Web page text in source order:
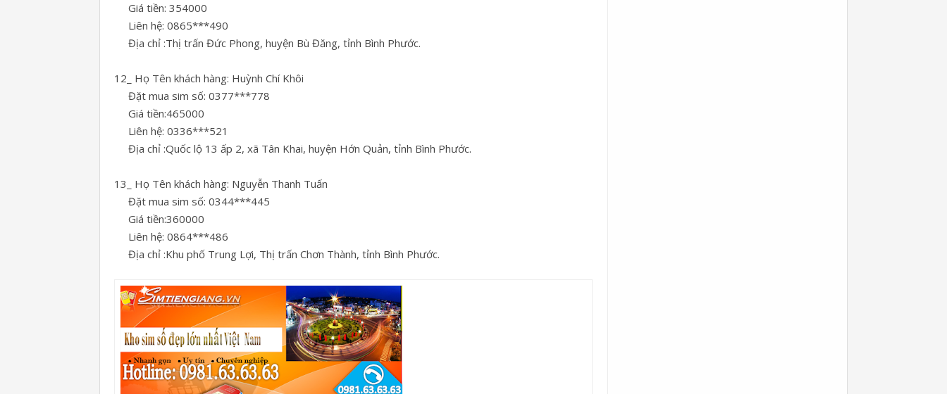
Giá tiền: 354000
Liên hệ: 0865***490
Địa chỉ :Thị trấn Đức Phong, huyện Bù Đăng, tỉnh Bình Phước.
12_ Họ Tên khách hàng: Huỳnh Chí Khôi
Đặt mua sim số: 0377***778
Giá tiền:465000
Liên hệ: 0336***521
Địa chỉ :Quốc lộ 13 ấp 2, xã Tân Khai, huyện Hớn Quản, tỉnh Bình Phước.
13_ Họ Tên khách hàng: Nguyễn Thanh Tuấn
Đặt mua sim số: 0344***445
Giá tiền:360000
Liên hệ: 0864***486
Địa chỉ :Khu phố Trung Lợi, Thị trấn Chơn Thành, tỉnh Bình Phước.